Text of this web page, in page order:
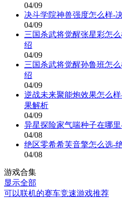
04/09
决斗学院神兽强度怎么样-
04/09
三国杀武将觉醒张星彩怎
绍
04/09
三国杀武将觉醒孙鲁班怎
绍
04/09
逆战未来聚能炮效果怎么
果解析
04/09
异星探险家气喘种子在哪
04/08
绝区零希希芙音擎怎么选-
04/08
游戏合集
显示全部
可以联机的赛车竞速游戏推荐